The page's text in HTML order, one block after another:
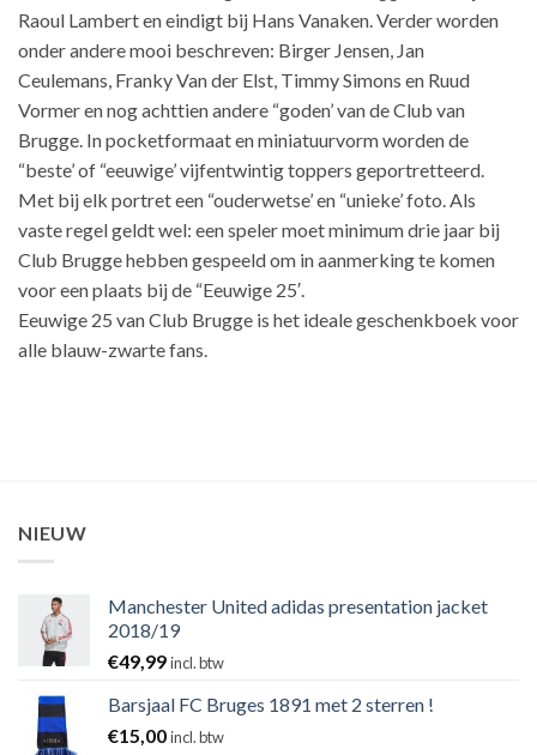
Raoul Lambert en eindigt bij Hans Vanaken. Verder worden
onder andere mooi beschreven: Birger Jensen, Jan
Ceulemans, Franky Van der Elst, Timmy Simons en Ruud
Vormer en nog achttien andere “goden’ van de Club van
Brugge. In pocketformaat en miniatuurvorm worden de
“beste’ of “eeuwige’ vijfentwintig toppers geportretteerd.
Met bij elk portret een “ouderwetse’ en “unieke’ foto. Als
vaste regel geldt wel: een speler moet minimum drie jaar bij
Club Brugge hebben gespeeld om in aanmerking te komen
voor een plaats bij de “Eeuwige 25′.
Eeuwige 25 van Club Brugge is het ideale geschenkboek voor
alle blauw-zwarte fans.
NIEUW
Manchester United adidas presentation jacket
2018/19
€49,99incl. btw
Barsjaal FC Bruges 1891 met 2 sterren !
€15,00incl. btw